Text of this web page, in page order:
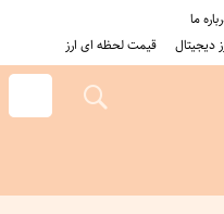
ما
دیجیتال قیمت لحظه ای ارز